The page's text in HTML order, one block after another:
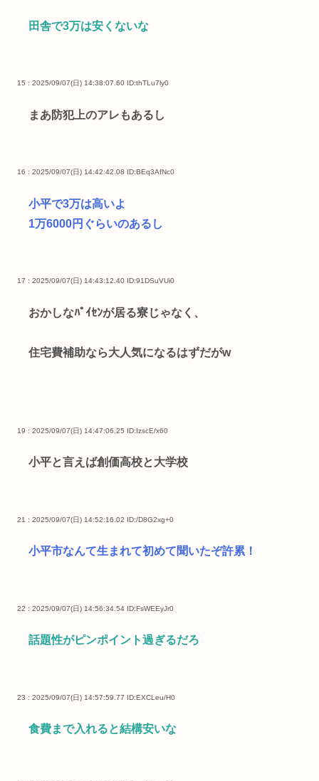
田舎で3万は安くないな
15 : 2025/09/07(日) 14:38:07.60 ID:thTLu7ly0
まあ防犯上のアレもあるし
16 : 2025/09/07(日) 14:42:42.08 ID:BEq3AfNc0
小平で3万は高いよ
1万6000円ぐらいのあるし
17 : 2025/09/07(日) 14:43:12.40 ID:91DSuVUi0
おかしなﾊﾟｲｾﾝが居る寮じゃなく、
住宅費補助なら大人気になるはずだがw
19 : 2025/09/07(日) 14:47:06.25 ID:IzscE/x60
小平と言えば創価高校と大学校
21 : 2025/09/07(日) 14:52:16.02 ID:/D8G2xg+0
小平市なんて生まれて初めて聞いたぞ許累！
22 : 2025/09/07(日) 14:56:34.54 ID:FsWEEyJr0
話題性がピンポイント過ぎるだろ
23 : 2025/09/07(日) 14:57:59.77 ID:EXCLeu/H0
食費まで入れると結構安いな